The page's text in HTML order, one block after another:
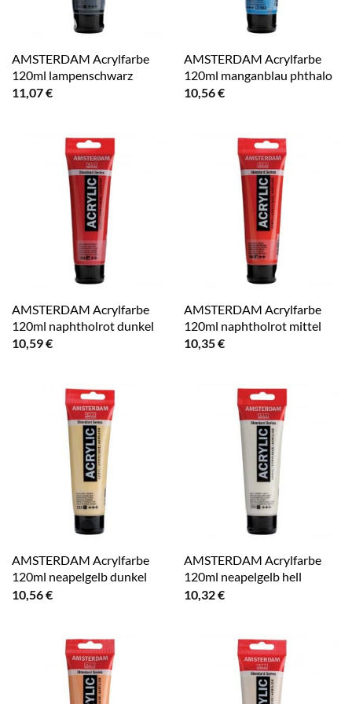
AMSTERDAM Acrylfarbe
120ml lampenschwarz
11,07€
AMSTERDAM Acrylfarbe
120ml manganblau phthalo
10,56€
AMSTERDAM Acrylfarbe
120ml naphtholrot dunkel
10,59€
AMSTERDAM Acrylfarbe
120ml naphtholrot mittel
10,35€
AMSTERDAM Acrylfarbe
120ml neapelgelb dunkel
10,56€
AMSTERDAM Acrylfarbe
120ml neapelgelb hell
10,32€